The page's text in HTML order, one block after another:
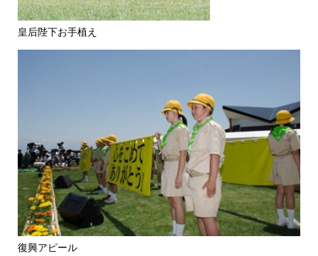
皇后陛下お手植え
復興アピール